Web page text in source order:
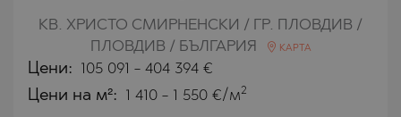
КВ. ХРИСТО СМИРНЕНСКИ / ГР. ПЛОВДИВ /
ПЛОВДИВ / БЪЛГАРИЯ
КАРТА
Цени: 105 091 - 404 394 €
Цени на м²: 1 410 - 1 550 €/м2